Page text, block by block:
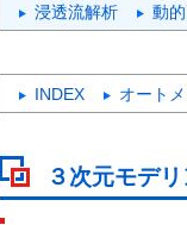
浸透流解析
動
INDEX オート
３次元モデ